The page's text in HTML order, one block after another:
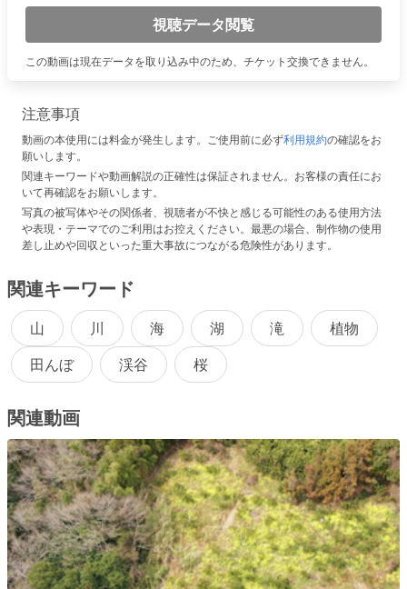
視聴データ閲覧
この動画は現在データを取り込み中のため、チケット交換できません。
注意事項
動画の本使用には料金が発生します。ご使用前に必ず利用規約の確認をお
願いします。
関連キーワードや動画解説の正確性は保証されません。お客様の責任にお
いて再確認をお願いします。
写真の被写体やその関係者、視聴者が不快と感じる可能性のある使用方法
や表現・テーマでのご利用はお控えください。最悪の場合、制作物の使用
差し止めや回収といった重大事故につながる危険性があります。
関連キーワード
山 川 海 湖 滝
植物
田んぼ
渓谷 桜
関連動画